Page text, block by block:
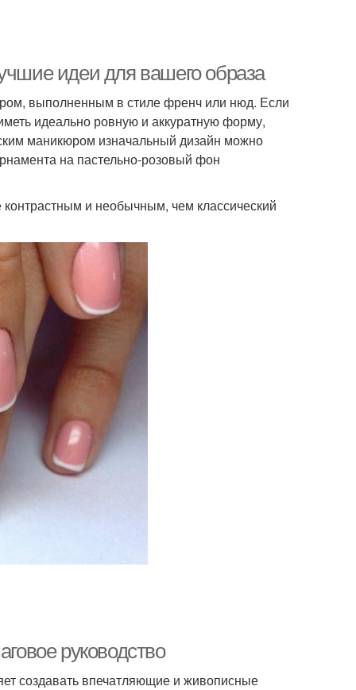
идеи для вашего образа
выполненным в стиле френч или нюд. Если
идеально ровную и аккуратную форму,
маникюром изначальный дизайн можно
на пастельно-розовый фон
и необычным, чем классический
руководство
создавать впечатляющие и живописные